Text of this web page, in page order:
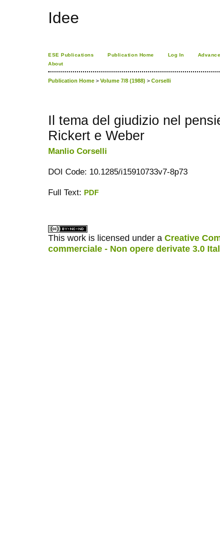
Idee
ESE Publications Publication Home Log In
About
Publication Home > Volume 7/8 (1988) > Corselli
Il tema del giudizio nel
Rickert e Weber
Manlio Corselli
DOI Code: 10.1285/i15910733v7-8p73
Full Text: PDF
This work is licensed under a Creative
commerciale - Non opere derivate 3.0